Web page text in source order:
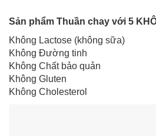
Sản phẩm Thuần chay với 5
Không Lactose (không sữa)
Không Đường tinh
Không Chất bảo quản
Không Gluten
Không Cholesterol